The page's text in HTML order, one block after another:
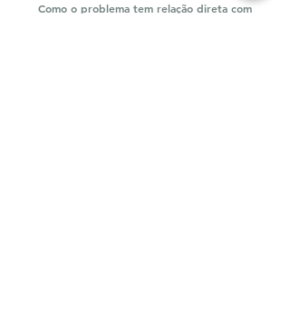
Como o problema tem relação direta com